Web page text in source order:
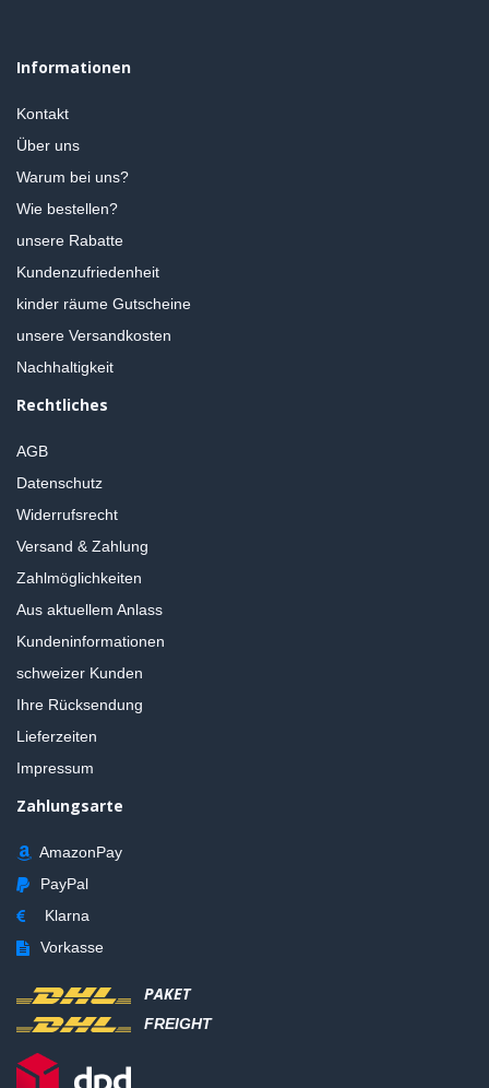
Informationen
Kontakt
Über uns
Warum bei uns?
Wie bestellen?
unsere Rabatte
Kundenzufriedenheit
kinder räume Gutscheine
unsere Versandkosten
Nachhaltigkeit
Rechtliches
AGB
Datenschutz
Widerrufsrecht
Versand & Zahlung
Zahlmöglichkeiten
Aus aktuellem Anlass
Kundeninformationen
schweizer Kunden
Ihre Rücksendung
Lieferzeiten
Impressum
Zahlungsarte
AmazonPay
PayPal
Klarna
Vorkasse
PAKET
FREIGHT